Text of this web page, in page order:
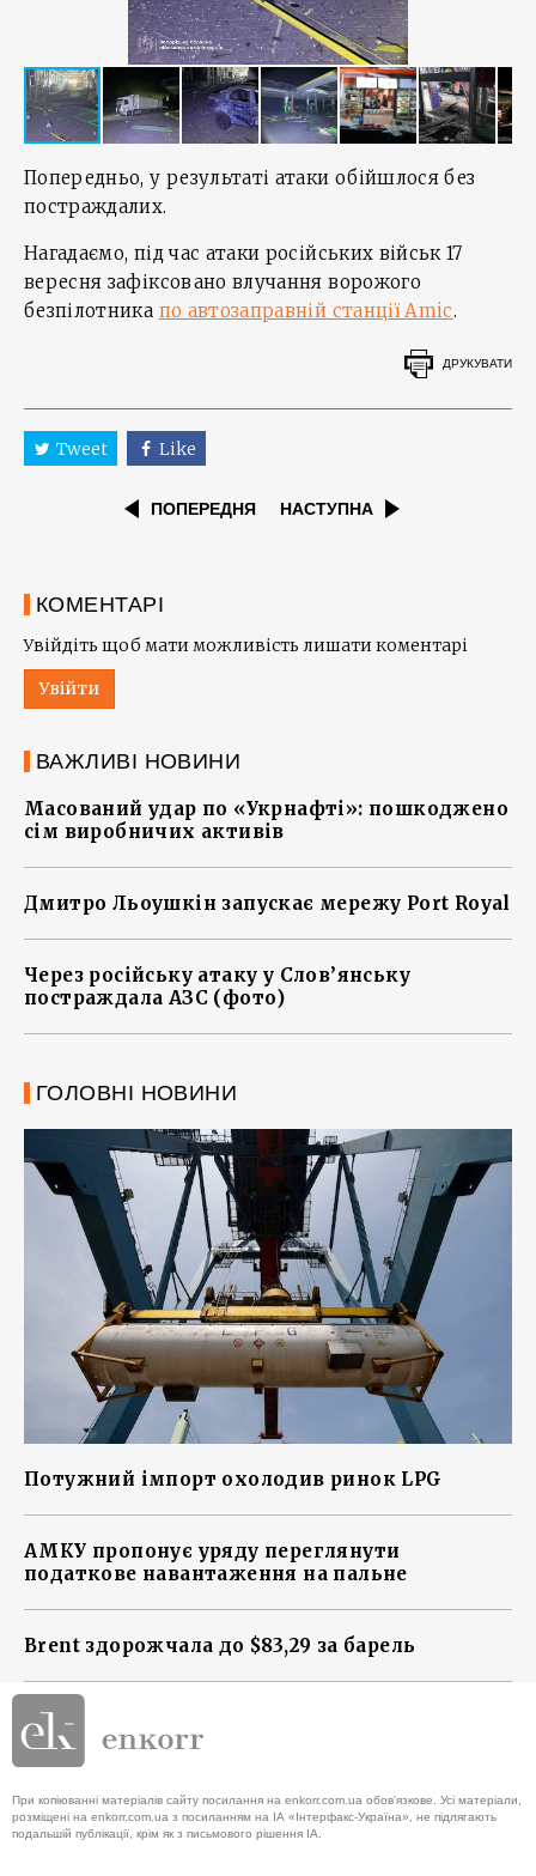
Попередньо, у результаті атаки обійшлося без
постраждалих.
Нагадаємо, під час атаки російських військ 17
вересня зафіксовано влучання ворожого
безпілотника по автозаправній станції Amic.
ДРУКУВАТИ
Tweet Like
ПОПЕРЕДНЯ НАСТУПНА
КОМЕНТАРІ
Увійдіть щоб мати можливість лишати коментарі
Увійти
ВАЖЛИВІ НОВИНИ
Масований удар по «Укрнафті»: пошкоджено
сім виробничих активів
Дмитро Льоушкін запускає мережу Port Royal
Через російську атаку у Слов’янську
постраждала АЗС (фото)
ГОЛОВНІ НОВИНИ
Потужний імпорт охолодив ринок LPG
АМКУ пропонує уряду переглянути
податкове навантаження на пальне
Brent здорожчала до $83,29 за барель
При копіюванні матеріалів сайту посилання на enkorr.com.ua обов'язкове. Усі матеріали,
розміщені на enkorr.com.ua з посиланням на ІА «Інтерфакс-Україна», не підлягають
подальшій публікації, крім як з письмового рішення ІА.